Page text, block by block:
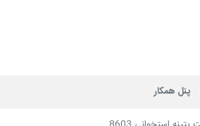
پنل همکار